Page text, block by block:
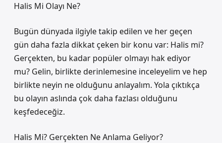
Halis Mi Olayı Ne?
Bugün dünyada ilgiyle takip edilen ve her geçen
gün daha fazla dikkat çeken bir konu var: Halis mi?
Gerçekten, bu kadar popüler olmayı hak ediyor
mu? Gelin, birlikte derinlemesine inceleyelim ve hep
birlikte neyin ne olduğunu anlayalım. Yola çıktıkça
bu olayın aslında çok daha fazlası olduğunu
keşfedeceğiz.
Halis Mi? Gerçekten Ne Anlama Geliyor?